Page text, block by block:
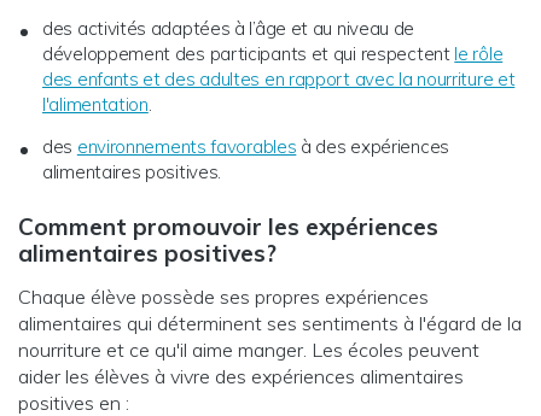
des activités adaptées à l’âge et au niveau de
développement des participants et qui respectent le rôle
des enfants et des adultes en rapport avec la nourriture et
l'alimentation.
des environnements favorables à des expériences
alimentaires positives.
Comment promouvoir les expériences
alimentaires positives?
Chaque élève possède ses propres expériences
alimentaires qui déterminent ses sentiments à l'égard de la
nourriture et ce qu'il aime manger. Les écoles peuvent
aider les élèves à vivre des expériences alimentaires
positives en :